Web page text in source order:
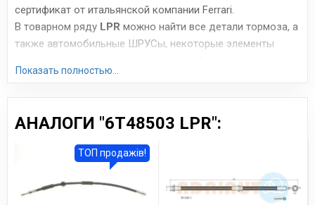
сертификат от итальянской компании Ferrari.
В товарном ряду LPR можно найти все детали тормоза, а
также автомобильные ШРУСы, некоторые элементы
запчасти, производимые всего на 4 заводах, отличаются
азиатских заводов – цена примерно та же, но качество
намного выше. Особенно хороши тормоза LPR, поскольку
они имеют стабильный тормозной момент, низкую
шумность и невысокую скорость износа.
Показать полностью...
АНАЛОГИ "6T48503 LPR":
ТОП продажів!